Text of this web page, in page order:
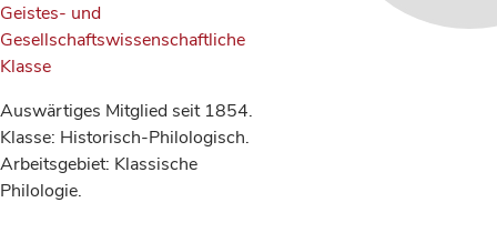
Geistes- und
Gesellschaftswissenschaftliche
Klasse
Auswärtiges Mitglied seit 1854.
Klasse: Historisch-Philologisch.
Arbeitsgebiet: Klassische
Philologie.